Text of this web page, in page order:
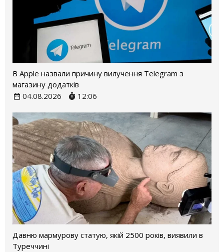
В Apple назвали причину вилучення Telegram з
магазину додатків
04.08.2026
12:06
Давню мармурову статую, якій 2500 років, виявили в
Туреччині